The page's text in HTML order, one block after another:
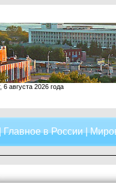
6 августа 2026 года
Главное в России|